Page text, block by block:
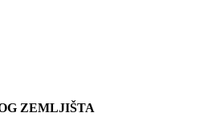
ZEMLJIŠTA